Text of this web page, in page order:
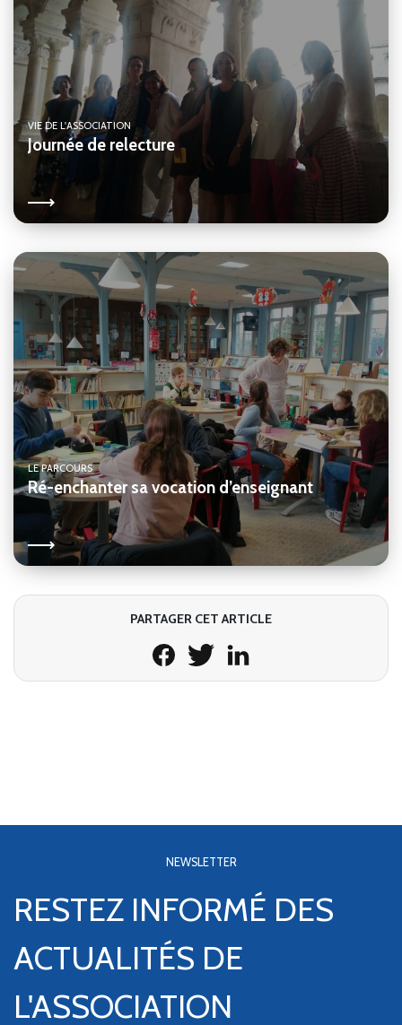
VIE DE L'ASSOCIATION
Journée de relecture
LE PARCOURS
Ré-enchanter sa vocation d’enseignant
PARTAGER CET ARTICLE
NEWSLETTER
RESTEZ INFORMÉ DES
ACTUALITÉS DE
L'ASSOCIATION